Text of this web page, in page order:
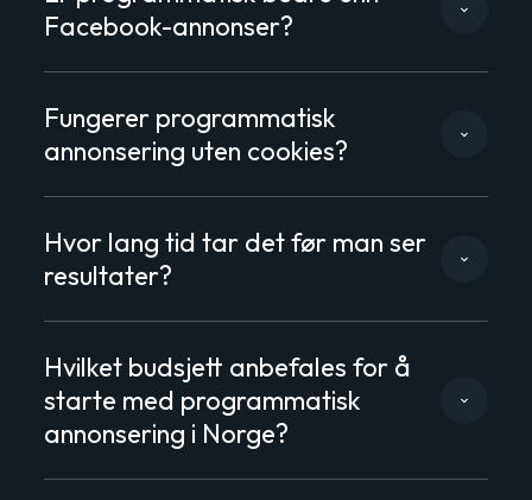
Facebook-annonser?
Fungerer programmatisk
annonsering uten cookies?
Hvor lang tid tar det før man ser
resultater?
Hvilket budsjett anbefales for å
starte med programmatisk
annonsering i Norge?